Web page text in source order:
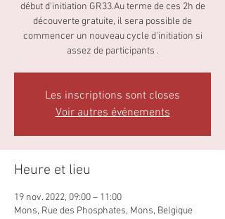
début d'initiation GR33.Au terme de ces 2h de
découverte gratuite, il sera possible de
commencer un nouveau cycle d'initiation si
assez de participants .
Les inscriptions sont closes
Voir autres événements
Heure et lieu
19 nov. 2022, 09:00 – 11:00
Mons, Rue des Phosphates, Mons, Belgique